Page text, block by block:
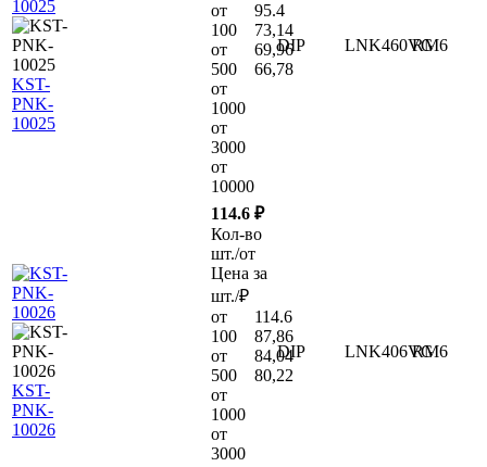
KST-
PNK-
10025
от
100
от
500
от
1000
от
3000
от
10000
95.4
73,14
69,96
66,78
DIP LNK460VG
RM6
KST-
PNK-
10026
114.6 ₽
Кол-во
шт./от
Цена за
шт./₽
от
100
от
500
от
1000
от
3000
114.6
87,86
84,04
80,22
DIP LNK406VG
RM6